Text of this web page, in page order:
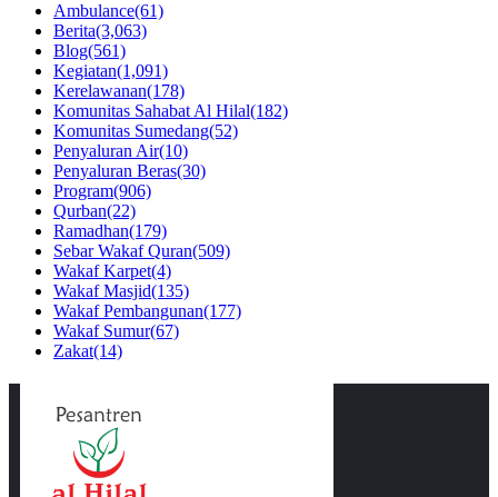
Ambulance(61)
Berita(3,063)
Blog(561)
Kegiatan(1,091)
Kerelawanan(178)
Komunitas Sahabat Al Hilal(182)
Komunitas Sumedang(52)
Penyaluran Air(10)
Penyaluran Beras(30)
Program(906)
Qurban(22)
Ramadhan(179)
Sebar Wakaf Quran(509)
Wakaf Karpet(4)
Wakaf Masjid(135)
Wakaf Pembangunan(177)
Wakaf Sumur(67)
Zakat(14)